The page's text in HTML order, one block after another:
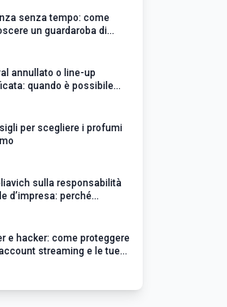
senza tempo: come
un guardaroba di
annullato o line-up
quando è possibile
per scegliere i profumi
sulla responsabilità
d’impresa: perché
e hacker: come proteggere
streaming e le tue